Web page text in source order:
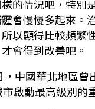
的情況吧，特別
會慢慢多起來。
以顯得比較頻繁
會得到改善吧。
，中國華北地區
啟動最高級別的